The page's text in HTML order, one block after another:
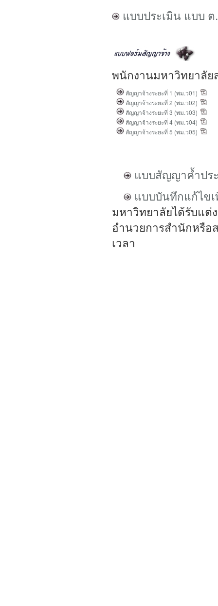
แบบประเมิน แบบ ต
พนักงานมหาวิทยาลัย
สัญญาจ้างระยะที่ 1 (พม.ว01)
สัญญาจ้างระยะที่ 2 (พม.ว02)
สัญญาจ้างระยะที่ 3 (พม.ว03)
สัญญาจ้างระยะที่ 4 (พม.ว04)
สัญญาจ้างระยะที่ 5 (พม.ว05)
แบบสัญญาค้ำปร
แบบบันทึกแก้ไข
มหาวิทยาลัยได้รับแต่
อำนวยการสำนักหรือ
เวลา